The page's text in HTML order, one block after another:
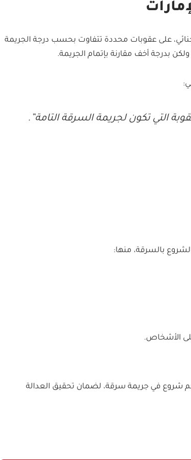
على عقوبات محددة تتفاوت بحسب درجة الجريمة
بدرجة أخف مقارنة بإتمام الجريمة.
التي تكون لجريمة السرقة التامة”.
بالسرقة، منها:
الأشخاص.
شروع في جريمة سرقة، لضمان تحقيق العدالة